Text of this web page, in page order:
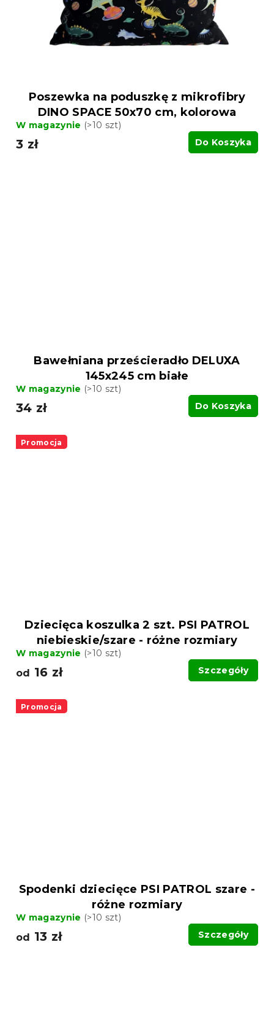
Poszewka na poduszkę z mikrofibry
DINO SPACE 50x70 cm, kolorowa
W magazynie (>10 szt)
3 zł Do Koszyka
Bawełniana prześcieradło DELUXA
145x245 cm białe
W magazynie (>10 szt)
34 zł Do Koszyka
Promocja
Dziecięca koszulka 2 szt. PSI PATROL
niebieskie/szare - różne rozmiary
W magazynie (>10 szt)
od 16 zł Szczegóły
Promocja
Spodenki dziecięce PSI PATROL szare -
różne rozmiary
W magazynie (>10 szt)
od 13 zł Szczegóły